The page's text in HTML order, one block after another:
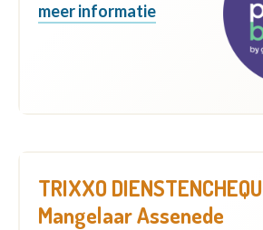
meer informatie
TRIXXO
Mangelaar Assenede